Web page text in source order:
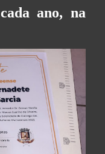
ano, na